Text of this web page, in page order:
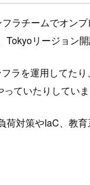
ラチームでオン
リージョン
ラを運用してた
ていたりしてい
対策やIaC、教